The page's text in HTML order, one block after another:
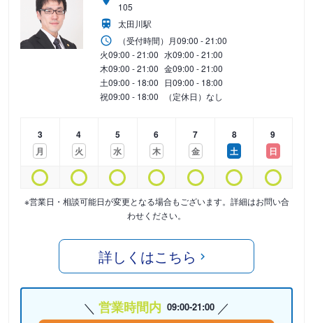
105
太田川駅
（受付時間） 月09:00 - 21:00
火09:00 - 21:00 水09:00 - 21:00
木09:00 - 21:00 金09:00 - 21:00
土09:00 - 18:00 日09:00 - 18:00
祝09:00 - 18:00 （定休日）なし
3
月
4
火
5
水
6
木
7
金
8
土
9
日
※営業日・相談可能日が変更となる場合もございます。詳細はお問い合
わせください。
詳しくはこちら
営業時間内 09:00-21:00